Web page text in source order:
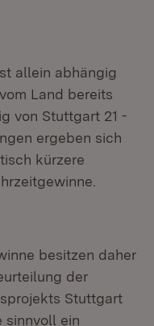
allein abhängig
Land bereits
von Stuttgart 21 -
ergeben sich
kürzere
besitzen daher
der
Stuttgart
sinnvoll ein